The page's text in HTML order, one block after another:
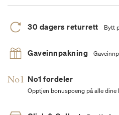
30 dagers returrett Bytt
Gaveinnpakning
No1 fordeler
Opptjen bonuspoeng på alle dine